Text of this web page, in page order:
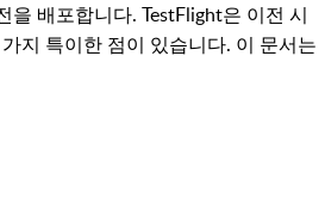
을 배포합니다. TestFlight은 이전 시
지 특이한 점이 있습니다. 이 문서는